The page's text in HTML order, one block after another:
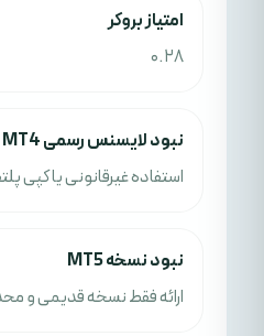
امتياز بروکر
0.28
نبود لایسنس رسمی MT4
استفاده غیرقانونی یا کپی
نبود نسخه MT5
ارائه فقط نسخه قدیمی و